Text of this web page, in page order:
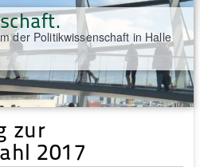
der Politikwissenschaft in Halle
zur
2017